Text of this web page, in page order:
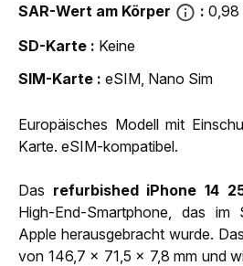
SAR-Wert am Körper
0,98
SD-Karte
Keine
SIM-Karte
eSIM, Nano Sim
Europäisches Modell mit
Karte. eSIM-kompatibel.
Das refurbished iPhone 14
High-End-Smartphone, das
Apple herausgebracht wurde.
von 146,7 x 71,5 x 7,8 mm und